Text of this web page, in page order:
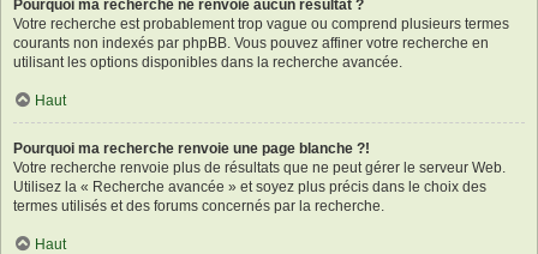
Pourquoi ma recherche ne renvoie aucun résultat ?
Votre recherche est probablement trop vague ou comprend plusieurs termes
courants non indexés par phpBB. Vous pouvez affiner votre recherche en
utilisant les options disponibles dans la recherche avancée.
Haut
Pourquoi ma recherche renvoie une page blanche ?!
Votre recherche renvoie plus de résultats que ne peut gérer le serveur Web.
Utilisez la « Recherche avancée » et soyez plus précis dans le choix des
termes utilisés et des forums concernés par la recherche.
Haut